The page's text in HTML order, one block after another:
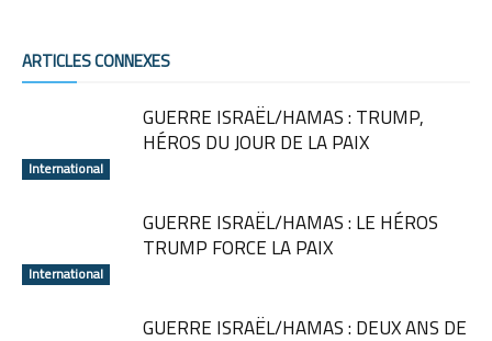
ARTICLES CONNEXES
International
GUERRE ISRAËL/HAMAS : TRUMP,
HÉROS DU JOUR DE LA PAIX
International
GUERRE ISRAËL/HAMAS : LE HÉROS
TRUMP FORCE LA PAIX
GUERRE ISRAËL/HAMAS : DEUX ANS DE